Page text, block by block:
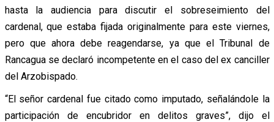
hasta la audiencia para discutir el sobreseimiento del
cardenal, que estaba fijada originalmente para este viernes,
pero que ahora debe reagendarse, ya que el Tribunal de
Rancagua se declaró incompetente en el caso del ex canciller
del Arzobispado.
“El señor cardenal fue citado como imputado, señalándole la
participación de encubridor en delitos graves”, dijo el